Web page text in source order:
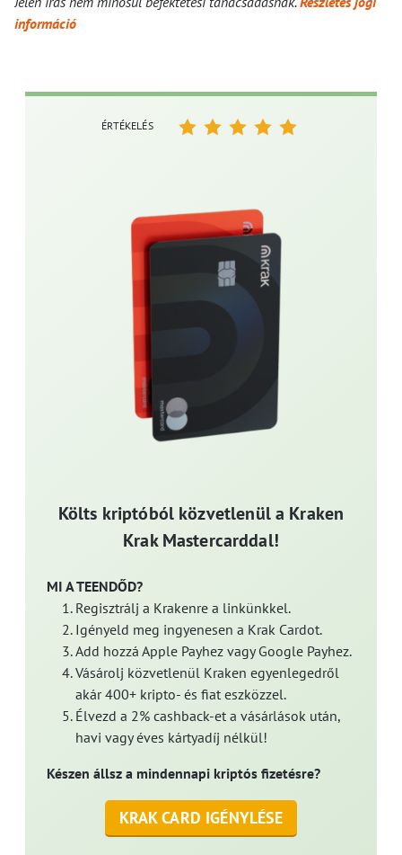
információ
Költs kriptóból közvetlenül a Kraken
Krak Mastercarddal!
MI A TEENDŐD?
Regisztrálj a Krakenre a linkünkkel.
Igényeld meg ingyenesen a Krak Cardot.
Add hozzá Apple Payhez vagy Google Payhez.
Vásárolj közvetlenül Kraken egyenlegedről
akár 400+ kripto- és fiat eszközzel.
Élvezd a 2% cashback-et a vásárlások után,
havi vagy éves kártyadíj nélkül!
Készen állsz a mindennapi kriptós fizetésre?
KRAK CARD IGÉNYLÉSE
ÉRTÉKELÉS